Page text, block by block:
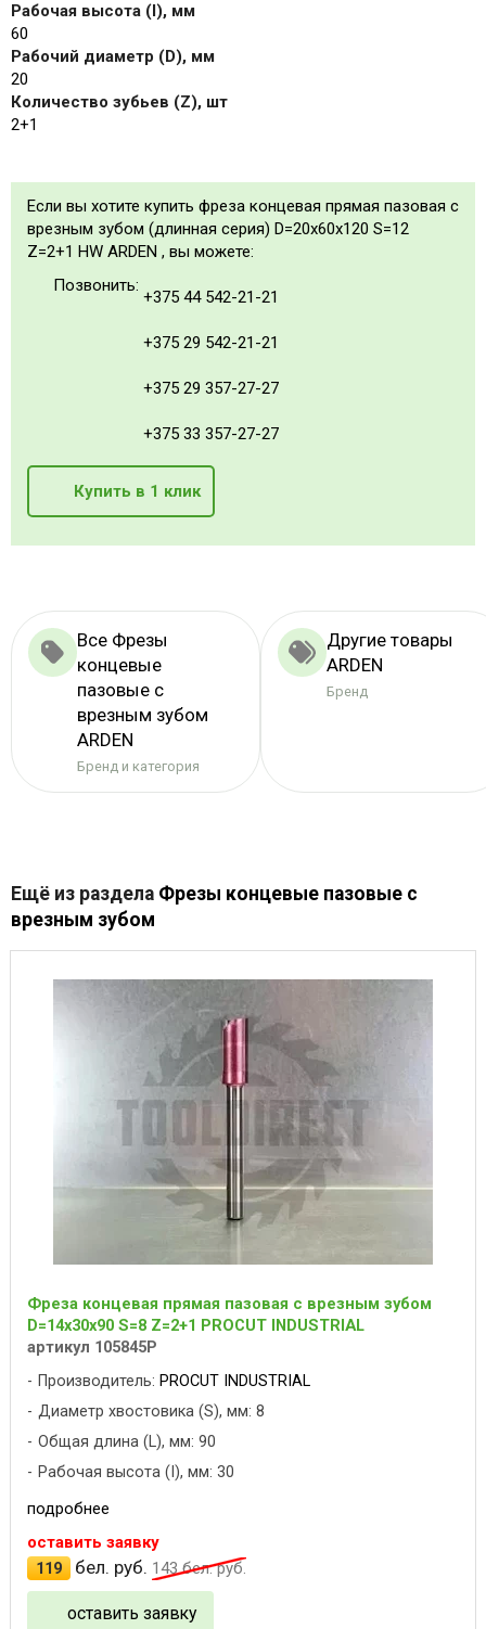
Рабочая высота (I), мм
60
Рабочий диаметр (D), мм
20
Количество зубьев (Z), шт
2+1
Если вы хотите купить фреза концевая прямая пазовая с
врезным зубом (длинная серия) D=20x60x120 S=12
Z=2+1 HW ARDEN , вы можете:
Позвонить:
+375 44 542-21-21
+375 29 542-21-21
+375 29 357-27-27
+375 33 357-27-27
Купить в 1 клик
Все Фрезы
концевые
пазовые с
врезным зубом
ARDEN
Бренд и категория
Другие товары
ARDEN
Бренд
Ещё из раздела Фрезы концевые пазовые с
врезным зубом
Фреза концевая прямая пазовая с врезным зубом
D=14х30x90 S=8 Z=2+1 PROCUT INDUSTRIAL
артикул 105845P
Производитель: PROCUT INDUSTRIAL
Диаметр хвостовика (S), мм: 8
Общая длина (L), мм: 90
Рабочая высота (I), мм: 30
подробнее
оставить заявку
119
бел. руб. 143бел. руб.
оставить заявку